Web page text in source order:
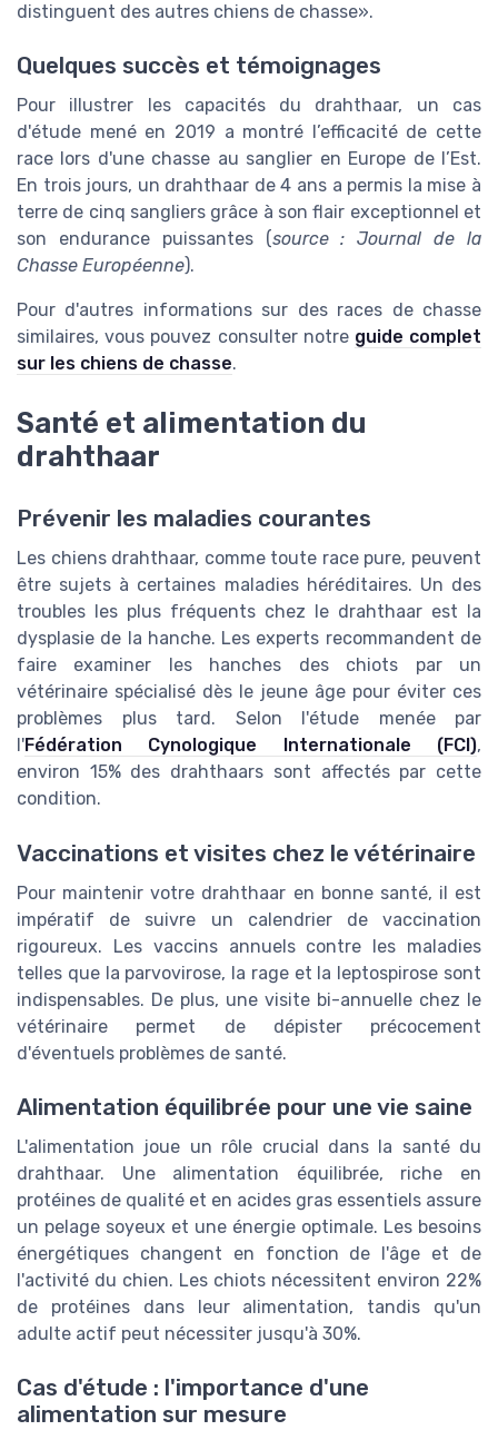
distinguent des autres chiens de chasse .
Quelques succès et témoignages
Pour illustrer les capacités du drahthaar, un cas
d'étude mené en 2019 a montré l’efficacité de cette
race lors d'une chasse au sanglier en Europe de l’Est.
En trois jours, un drahthaar de 4 ans a permis la mise à
terre de cinq sangliers grâce à son flair exceptionnel et
son endurance puissantes (source : Journal de la
Chasse Européenne).
Pour d'autres informations sur des races de chasse
similaires, vous pouvez consulter notre guide complet
sur les chiens de chasse.
Santé et alimentation du
drahthaar
Prévenir les maladies courantes
Les chiens drahthaar, comme toute race pure, peuvent
être sujets à certaines maladies héréditaires. Un des
troubles les plus fréquents chez le drahthaar est la
dysplasie de la hanche. Les experts recommandent de
faire examiner les hanches des chiots par un
vétérinaire spécialisé dès le jeune âge pour éviter ces
problèmes plus tard. Selon l'étude menée par
l'Fédération Cynologique Internationale (FCI),
environ 15% des drahthaars sont affectés par cette
condition.
Vaccinations et visites chez le vétérinaire
Pour maintenir votre drahthaar en bonne santé, il est
impératif de suivre un calendrier de vaccination
rigoureux. Les vaccins annuels contre les maladies
telles que la parvovirose, la rage et la leptospirose sont
indispensables. De plus, une visite bi-annuelle chez le
vétérinaire permet de dépister précocement
d'éventuels problèmes de santé.
Alimentation équilibrée pour une vie saine
L'alimentation joue un rôle crucial dans la santé du
drahthaar. Une alimentation équilibrée, riche en
protéines de qualité et en acides gras essentiels assure
un pelage soyeux et une énergie optimale. Les besoins
énergétiques changent en fonction de l'âge et de
l'activité du chien. Les chiots nécessitent environ 22%
de protéines dans leur alimentation, tandis qu'un
adulte actif peut nécessiter jusqu'à 30%.
Cas d'étude : l'importance d'une
alimentation sur mesure